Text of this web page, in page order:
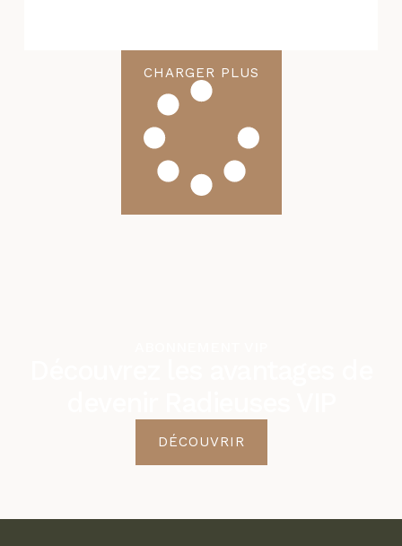
CHARGER PLUS
DÉCOUVRIR